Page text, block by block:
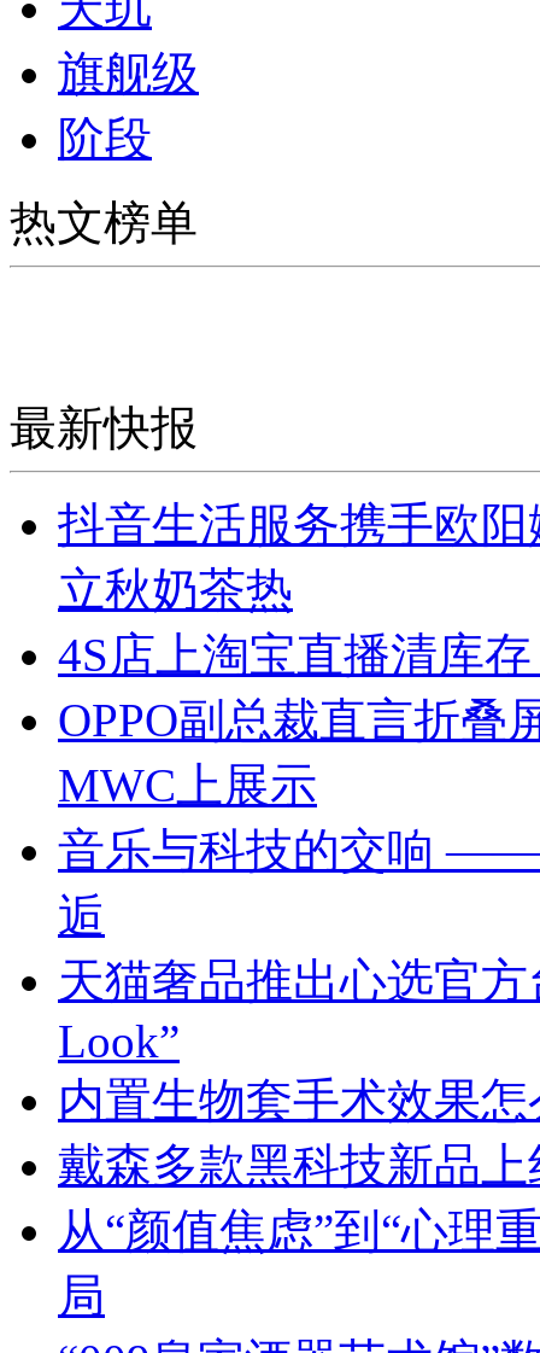
旗舰级
阶段
热文榜单
最新快报
抖音生活服务携手欧
立秋奶茶热
4S店上淘宝直播清库
OPPO副总裁直言折叠
MWC上展示
音乐与科技的交响 ——
逅
天猫奢品推出心选官
Look”
内置生物套手术效果
戴森多款黑科技新品
从“颜值焦虑”到“心理
局